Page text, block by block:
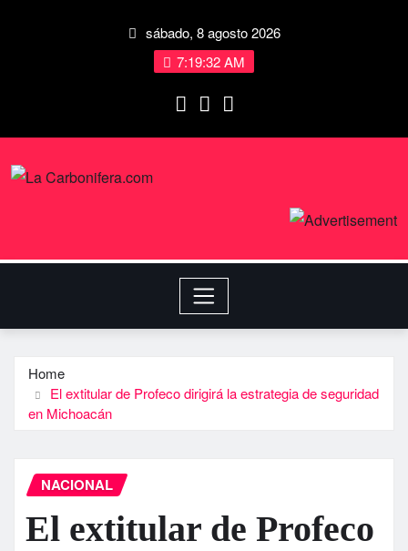
sábado, 8 agosto 2026
7:19:33 AM
Home
El extitular de Profeco dirigirá la estrategia de seguridad
en Michoacán
NACIONAL
El extitular de Profeco